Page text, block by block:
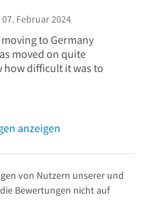
07. Februar 2024
to Germany
moved on quite
how difficult it was to
anzeigen
von Nutzern unserer und
Bewertungen nicht auf